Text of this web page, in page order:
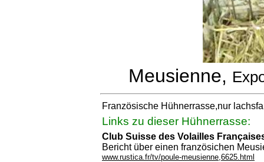
Meusienne,
Französische Hühnerrasse,nur
Links zu dieser Hühnerrasse:
Club Suisse des Volailles
Bericht über einen französichen
www.rustica.fr/tv/poule-meusienne,6625.html